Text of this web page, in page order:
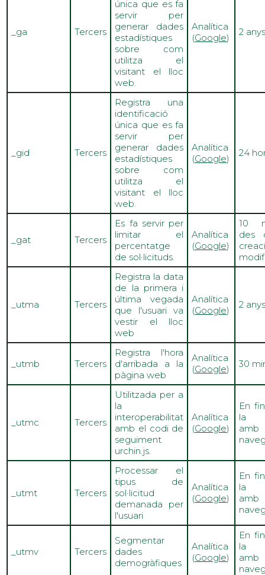
_ga Tercers
única que es fa
servir per
generar dades
estadístiques
sobre com
utilitza el
visitant el lloc
web.
Analítica
(Google)
2
_gid Tercers
Registra una
identificació
única que es fa
servir per
generar dades
estadístiques
sobre com
utilitza el
visitant el lloc
web.
Analítica
(Google)
24
_gat Tercers
Es fa servir per
limitar el
percentatge
de sol·licituds.
Analítica
(Google)
10
des
_utma Tercers
Registra la data
de la primera i
última vegada
que l'usuari va
vestir el lloc
web
Analítica
(Google)
2
_utmb Tercers
Registra l'hora
d'arribada a la
pàgina web
Analítica
(Google) 30
_utmc Tercers
Utilitzada per a
la
interoperabilitat
amb el codi de
seguiment
urchin.js.
Analítica
(Google)
En
la
utmt Tercers
Processar el
tipus de
sol·licitud
demanada per
l'usuari
Analítica
(Google)
En
la
utmv Tercers
Segmentar
dades
demogràfiques
Analítica
(Google)
En
la